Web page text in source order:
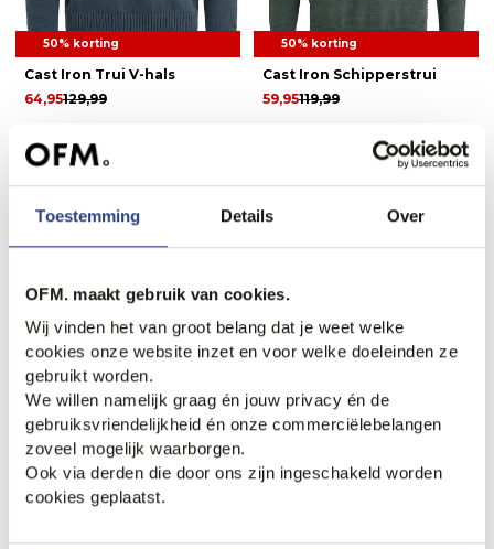
Toestemming Details Over
OFM. maakt gebruik van cookies.
Wij vinden het van groot belang dat je weet welke
cookies onze website inzet en voor welke doeleinden ze
gebruikt worden.
We willen namelijk graag én jouw privacy én de
gebruiksvriendelijkheid én onze commerciëlebelangen
zoveel mogelijk waarborgen.
Ook via derden die door ons zijn ingeschakeld worden
cookies geplaatst.
50% korting
Cast Iron Trui V-hals
129,99
64,95
50% korting
Cast Iron Schipperstrui
119,99
59,95
1 2 3
Recent bekeken
Weekdeal.